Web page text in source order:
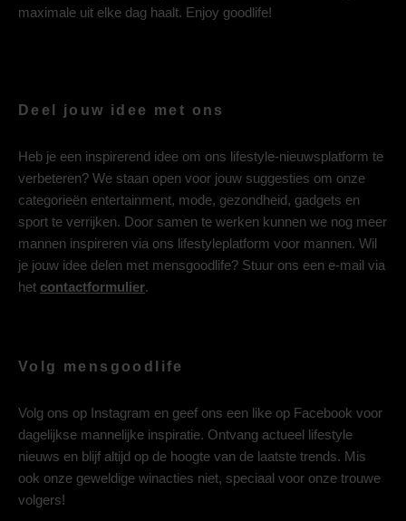
maximale uit elke dag haalt. Enjoy goodlife!
Deel jouw idee met ons
Heb je een inspirerend idee om ons lifestyle-nieuwsplatform te
verbeteren? We staan open voor jouw suggesties om onze
categorieën entertainment, mode, gezondheid, gadgets en
sport te verrijken. Door samen te werken kunnen we nog meer
mannen inspireren via ons lifestyleplatform voor mannen. Wil
je jouw idee delen met mensgoodlife? Stuur ons een e-mail via
het contactformulier.
Volg mensgoodlife
Volg ons op Instagram en geef ons een like op Facebook voor
dagelijkse mannelijke inspiratie. Ontvang actueel lifestyle
nieuws en blijf altijd op de hoogte van de laatste trends. Mis
ook onze geweldige winacties niet, speciaal voor onze trouwe
volgers!